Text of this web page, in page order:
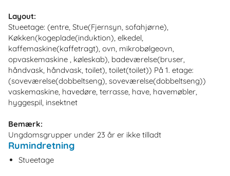
Layout:
Stueetage: (entre, Stue(Fjernsyn, sofahjørne),
Køkken(kogeplade(induktion), elkedel,
kaffemaskine(kaffetragt), ovn, mikrobølgeovn,
opvaskemaskine , køleskab), badeværelse(bruser,
håndvask, håndvask, toilet), toilet(toilet)) På 1. etage:
(soveværelse(dobbeltseng), soveværelse(dobbeltseng))
vaskemaskine, havedøre, terrasse, have, havemøbler,
hyggespil, insektnet
Bemærk:
Ungdomsgrupper under 23 år er ikke tilladt
Rumindretning
Stueetage